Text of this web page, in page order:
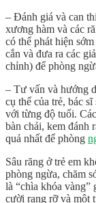
– Đánh giá và can
xương hàm và các
có thể phát hiện
cắn và đưa ra các
chỉnh) để phòng
– Tư vấn và hướng
cụ thể của trẻ, bác
với từng độ tuổi.
bàn chải, kem đánh
quả nhất để phòng
Sâu răng ở trẻ em
phòng ngừa, chăm
là “chìa khóa vàng”
cười rạng rỡ và một